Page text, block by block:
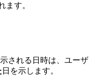
ます。
される日時は、ユーザ
日を示します。